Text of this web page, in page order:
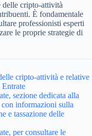
delle cripto-attività
È fondamentale
professionisti esperti
le proprie strategie di
cripto-attività e relative
sezione dedicata alla
informazioni sulla
e tassazione delle
per consultare le